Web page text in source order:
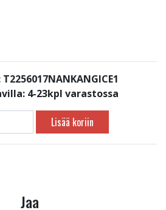
4-23kpl varastossa
Lisää koriin
Jaa